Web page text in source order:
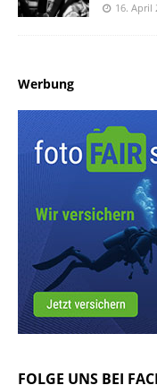
16. April
Werbung
FOLGE UNS BEI